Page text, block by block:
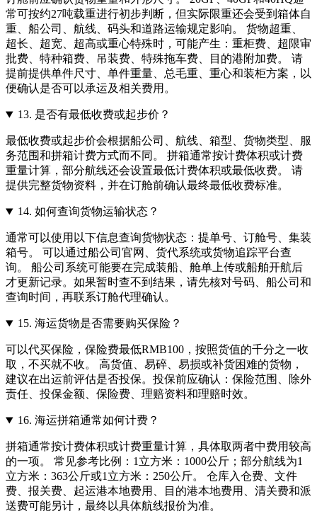
常可按约27吨载重进行初步判断，但实际限重还会受到箱体自
重、船公司、航线、码头和道路运输规定影响。 货物超重、
超长、超宽、超高或重心特殊时，可能产生：重柜费、超限审
批费、特种箱费、吊装费、特殊拖车费、目的港附加费。 请
提前提供单件尺寸、单件重量、总毛重、重心和装柜方案，以
便确认是否可以承运及相关费用。
13. 是否有最低收费或起步价？
最低收费或起步价会根据船公司、航线、箱型、货物类型、服
务范围和拼箱计费方式而不同。 拼箱通常按计费体积或计费
重量计算，部分航线还会设置最低计费体积或最低收费。 请
提供完整货物资料，并在订舱前确认最终最低收费标准。
14. 如何查询货物运输状态？
通常可以使用以下信息查询货物状态：提单号、订舱号、集装
箱号。 可以通过船公司官网、货代系统或货物追踪平台查
询。 船公司系统可能要在完成装船、舱单上传或船舶开航后
才更新记录。如果暂时查不到结果，请先核对号码、船公司和
查询时间，再联系订舱代理确认。
15. 海运货物是否需要购买保险？
可以代买保险，保险费最低RMB100，按照货值的千分之一收
取，不买就不收。 高货值、易碎、易损或补货困难的货物，
建议在出运前评估是否投保。投保前应确认：保险范围、除外
责任、投保金额、保险费、理赔资料和理赔时效。
16. 海运拼箱通常如何计费？
拼箱通常按计费体积或计费重量计算，具体取两者中费用较高
的一项。 常见参考比例：1立方米：1000公斤；部分航线为1
立方米：363公斤或1立方米：250公斤。 仓库入仓费、文件
费、报关费、起运港本地费用、目的港本地费用、清关费和派
送费可能另计，最终以具体航线报价为准。